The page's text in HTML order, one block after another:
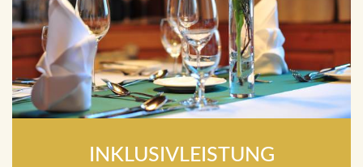
INKLUSIVLEISTUNG